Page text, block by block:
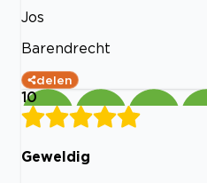
Jos
Barendrecht
delen
10
Geweldig